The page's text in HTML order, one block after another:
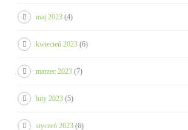
maj 2023 (4)
kwiecień 2023 (6)
marzec 2023 (7)
luty 2023 (5)
styczeń 2023 (6)